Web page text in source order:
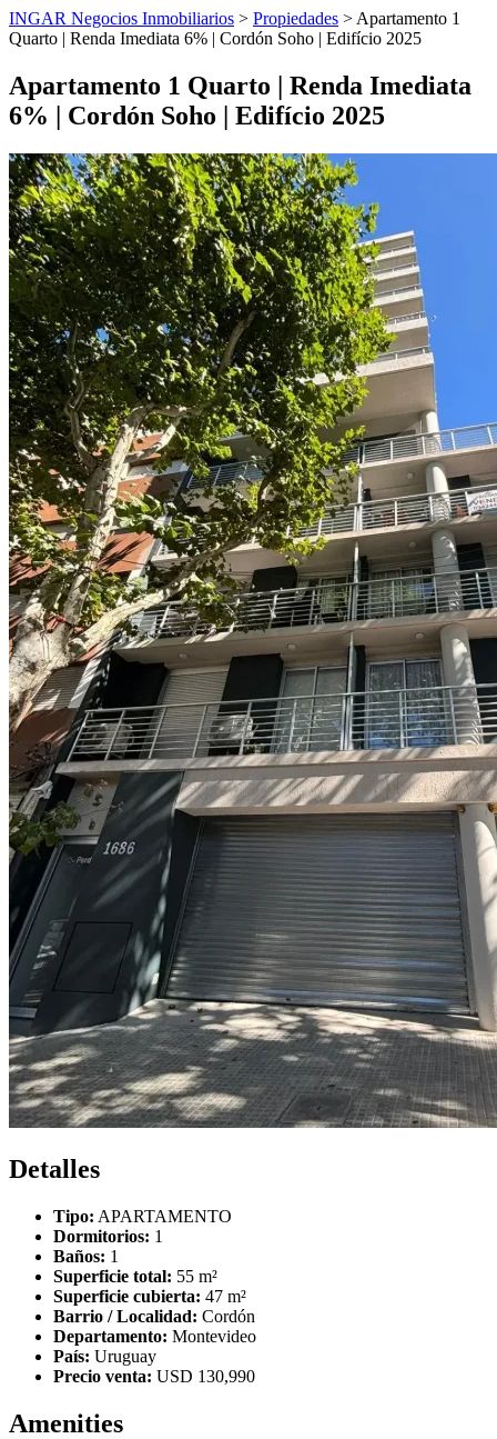
INGAR Negocios Inmobiliarios > Propiedades > Apartamento 1
Quarto | Renda Imediata 6% | Cordón Soho | Edifício 2025
Apartamento 1 Quarto | Renda Imediata
6% | Cordón Soho | Edifício 2025
Detalles
Tipo: APARTAMENTO
Dormitorios: 1
Baños: 1
Superficie total: 55 m²
Superficie cubierta: 47 m²
Barrio / Localidad: Cordón
Departamento: Montevideo
País: Uruguay
Precio venta: USD 130,990
Amenities